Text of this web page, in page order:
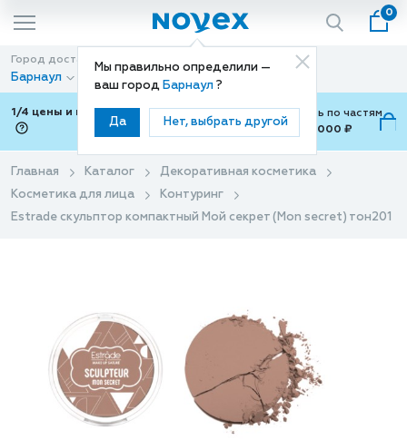
Мы правильно определили —
ваш город Барнаул ?
Да Нет, выбрать другой
0
Город доставки
Барнаул
Способ доставки
Доставка
1/4 цены и покупки ваши с Подели
Можно оплатить по частям
от 700 ₽ до 15,000 ₽
Главная Каталог
Декоративная косметика
Косметика для лица
Контуринг
Estrade скульптор компактный Мой секрет (Mon secret) тон201